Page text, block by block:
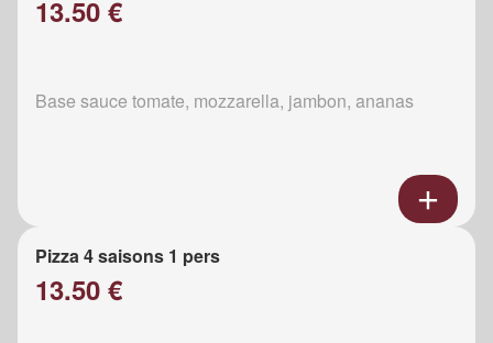
13.50 €
Base sauce tomate, mozzarella, jambon, ananas
Pizza 4 saisons 1 pers
13.50 €